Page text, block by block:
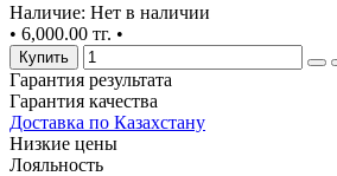
Наличие: Нет в наличии
• 6,000.00 тг. •
Купить
Гарантия результата
Гарантия качества
Доставка по Казахстану
Низкие цены
Лояльность